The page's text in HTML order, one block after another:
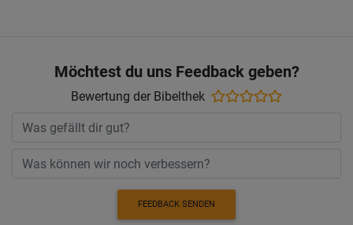
Möchtest du uns Feedback geben?
Bewertung der Bibelthek
FEEDBACK SENDEN